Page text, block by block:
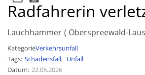
Radfahrerin
Lauchhammer Oberspreewald-
KategorieVerkehrsunfall
Tags Schadensfall
Unfall
Datum 22.05.2026